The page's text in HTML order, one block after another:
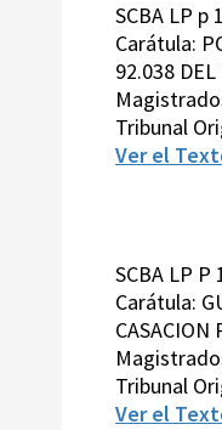
SCBA LP p
Carátula:
92.038
Tribunal
Ver el
SCBA LP P
Carátula:
CASACION
Tribunal
Ver el